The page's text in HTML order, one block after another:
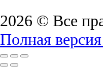
2026 © Все
Полная версия